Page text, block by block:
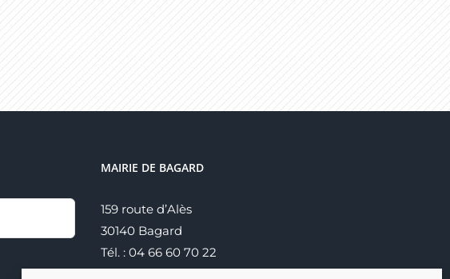
MAIRIE DE BAGARD
159 route d’Alès
30140 Bagard
Tél. : 04 66 60 70 22